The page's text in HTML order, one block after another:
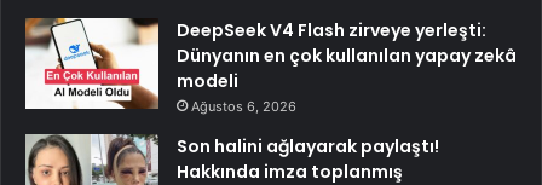
DeepSeek V4 Flash zirveye yerleşti:
Dünyanın en çok kullanılan yapay zekâ
modeli
Ağustos 6, 2026
Son halini ağlayarak paylaştı!
Hakkında imza toplanmış